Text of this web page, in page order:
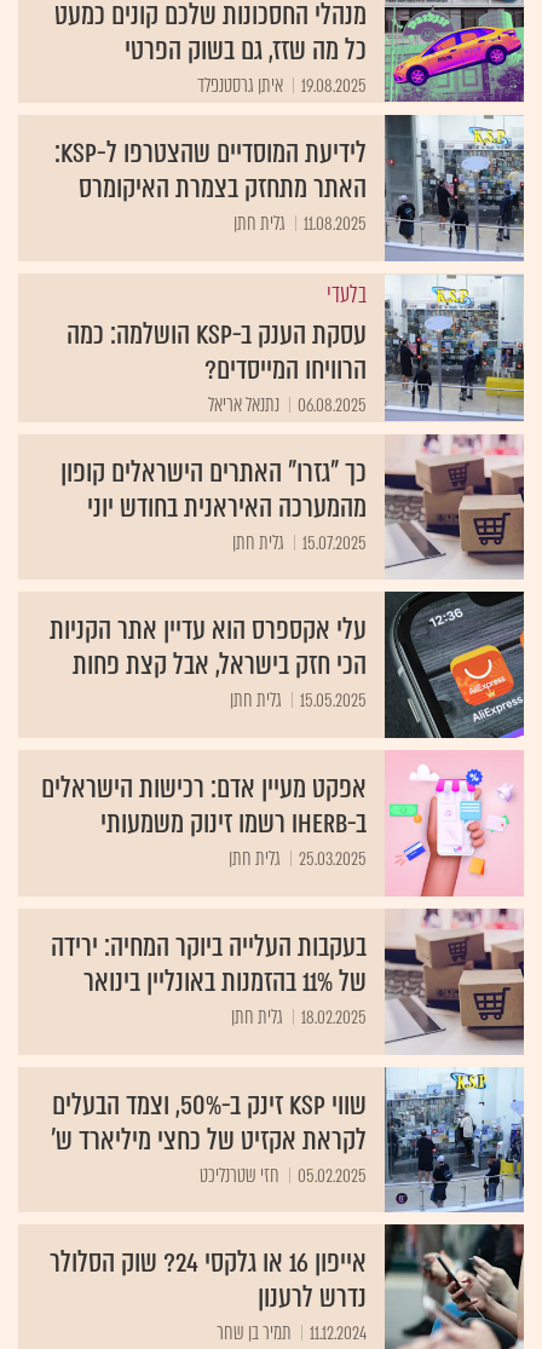
מנהלי החסכונות שלכם קונים כמעט
כל מה שזז, גם בשוק הפרטי
19.08.2025 איתן גרסטנפלד
לידיעת המוסדיים שהצטרפו ל-KSP:
האתר מתחזק בצמרת האיקומרס
11.08.2025 גלית חתן
בלעדי
עסקת הענק ב-KSP הושלמה: כמה
הרוויחו המייסדים?
06.08.2025 נתנאל אריאל
כך "גזרו" האתרים הישראלים קופון
מהמערכה האיראנית בחודש יוני
15.07.2025 גלית חתן
עלי אקספרס הוא עדיין אתר הקניות
הכי חזק בישראל, אבל קצת פחות
15.05.2025 גלית חתן
אפקט מעיין אדם: רכישות הישראלים
ב-iHerb רשמו זינוק משמעותי
25.03.2025 גלית חתן
בעקבות העלייה ביוקר המחיה: ירידה
של 11% בהזמנות באונליין בינואר
18.02.2025 גלית חתן
שווי KSP זינק ב-50%, וצמד הבעלים
לקראת אקזיט של כחצי מיליארד ש'
05.02.2025 חזי שטרנליכט
אייפון 16 או גלקסי 24? שוק הסלולר
נדרש לרענון
11.12.2024 תמיר בן שחר